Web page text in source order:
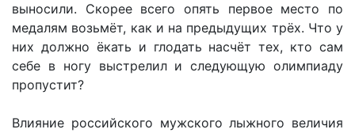
выносили. Скорее всего опять первое место по
медалям возьмёт, как и на предыдущих трёх. Что у
них должно ёкать и глодать насчёт тех, кто сам
себе в ногу выстрелил и следующую олимпиаду
пропустит?
Влияние российского мужского лыжного величия